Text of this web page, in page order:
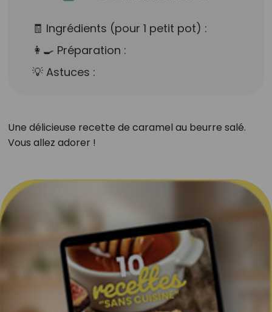
🧾 Ingrédients (pour 1 petit pot) :
👩‍🍳 Préparation :
💡 Astuces :
Une délicieuse recette de caramel au beurre salé.
Vous allez adorer !